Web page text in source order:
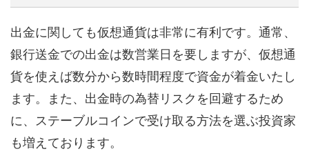
出金に関しても仮想通貨は非常に有利です。通常、
銀行送金での出金は数営業日を要しますが、仮想通
貨を使えば数分から数時間程度で資金が着金いたし
ます。また、出金時の為替リスクを回避するため
に、ステーブルコインで受け取る方法を選ぶ投資家
も増えております。